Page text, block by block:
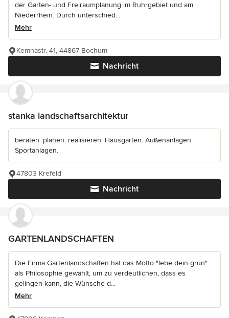
der Garten- und Freiraumplanung im Ruhrgebiet und am
Niederrhein. Durch unterschied...
Mehr
Nachricht
Kemnastr. 41, 44867 Bochum
stanka landschaftsarchitektur
beraten. planen. realisieren. Hausgärten. Außenanlagen.
Sportanlagen.
Nachricht
47803 Krefeld
GARTENLANDSCHAFTEN
Die Firma Gartenlandschaften hat das Motto "lebe dein grün"
als Philosophie gewählt, um zu verdeutlichen, dass es
gelingen kann, die Wünsche d...
Mehr